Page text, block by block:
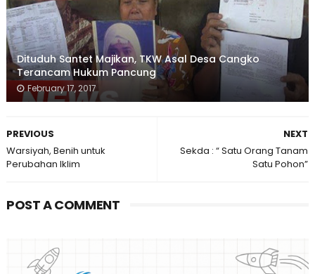
Dituduh Santet Majikan, TKW Asal Desa Cangko
Terancam Hukum Pancung
February 17, 2017
NEXT
Sekda : “ Satu Orang Tanam
Satu Pohon”
PREVIOUS
Warsiyah, Benih untuk
Perubahan Iklim
POST A COMMENT